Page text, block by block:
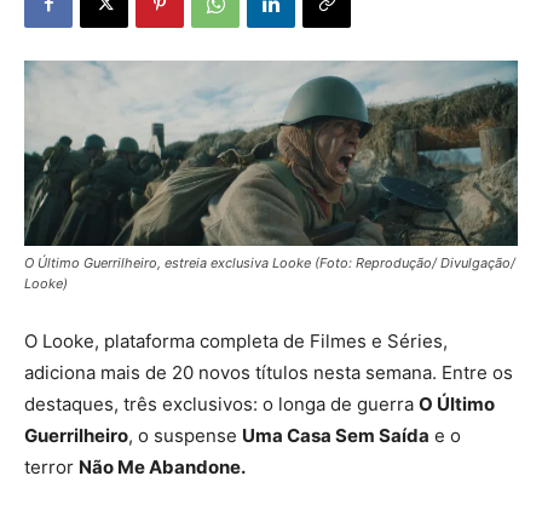
O Último Guerrilheiro, estreia exclusiva Looke (Foto: Reprodução/ Divulgação/
Looke)
O Looke, plataforma completa de Filmes e Séries,
adiciona mais de 20 novos títulos nesta semana. Entre os
destaques, três exclusivos: o longa de guerra O Último
Guerrilheiro, o suspense Uma Casa Sem Saída e o
terror Não Me Abandone.